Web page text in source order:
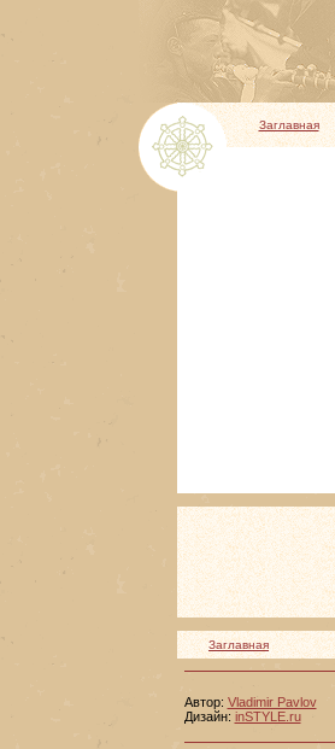
Заглавная
Заглавная
Автор: Vladimir Pavlov
Дизайн: inSTYLE.ru